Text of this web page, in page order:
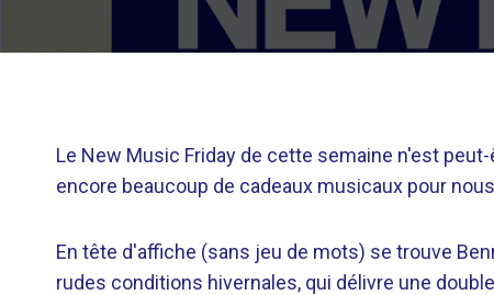
Le New Music Friday de cette semaine n'est
encore beaucoup de cadeaux musicaux pour
En tête d'affiche (sans jeu de mots) se trouve
rudes conditions hivernales, qui délivre une